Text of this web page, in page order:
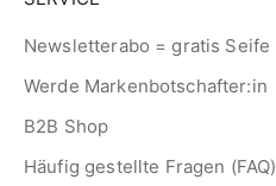
Newsletterabo = gratis Seife
Werde Markenbotschafter:in
B2B Shop
Häufig gestellte Fragen (FAQ)